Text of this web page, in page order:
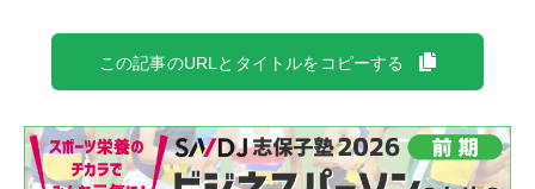
この記事のURLとタイトルをコピーする